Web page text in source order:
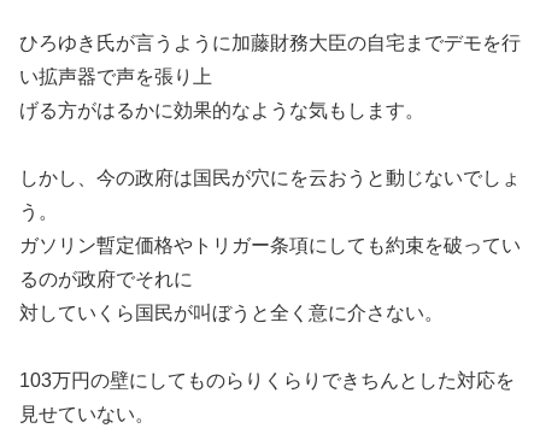
ひろゆき氏が言うように加藤財務大臣の自宅までデモを行
い拡声器で声を張り上
げる方がはるかに効果的なような気もします。
しかし、今の政府は国民が穴にを云おうと動じないでしょ
う。
ガソリン暫定価格やトリガー条項にしても約束を破ってい
るのが政府でそれに
対していくら国民が叫ぼうと全く意に介さない。
103万円の壁にしてものらりくらりできちんとした対応を
見せていない。